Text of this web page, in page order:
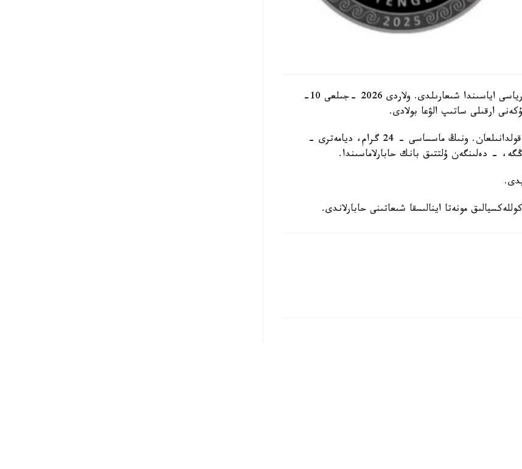
مونەتالار «ەستە قالاتىن وقيعالار مەن ءبىرتۋار ادامدار» سەرياسى اياسىندا شىعارىلدى. ولاردى 2026 -جىلعى 10-
- مونەتانى دايىنداۋ بارىسىندا التىن جالاتۋ تەحنولوگياسى قولدانىلعان. ونىڭ ماسساسى - 24 گرام، ديامەترى -
مونەتا اينالىسقا شىعاتىنى حابارلاندى.